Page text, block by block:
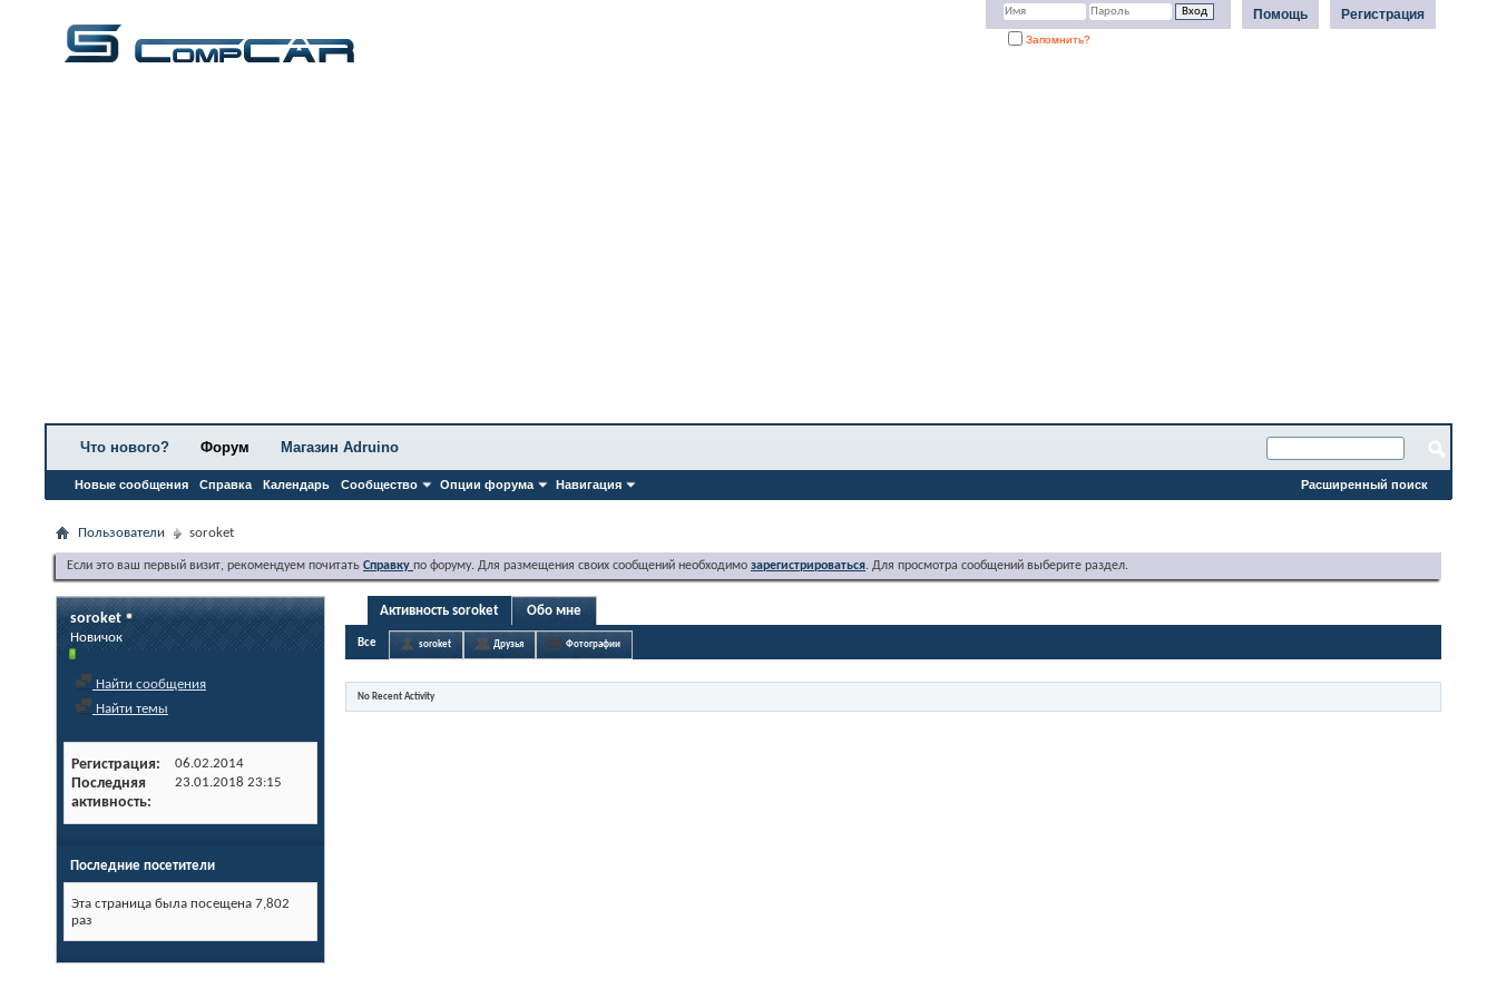
Регистрация
Помощь
Запомнить?
Что нового? Форум
Новые сообщения Справка Календарь Сообщество Опции форума Навигация
Магазин Adruino
Расширенный поиск
Пользователи soroket
Если это ваш первый визит, рекомендуем почитать Справку по форуму. Для размещения своих сообщений необходимо зарегистрироваться. Для просмотра сообщений выберите раздел.
soroket
Новичок
Найти сообщения
Найти темы
Регистрация 06.02.2014
Последняя
активность
23.01.2018 23:15
Последние посетители
Эта страница была посещена 7,802
раз
Активность soroket Обо мне
Все soroket Друзья Фотографии
No Recent Activity